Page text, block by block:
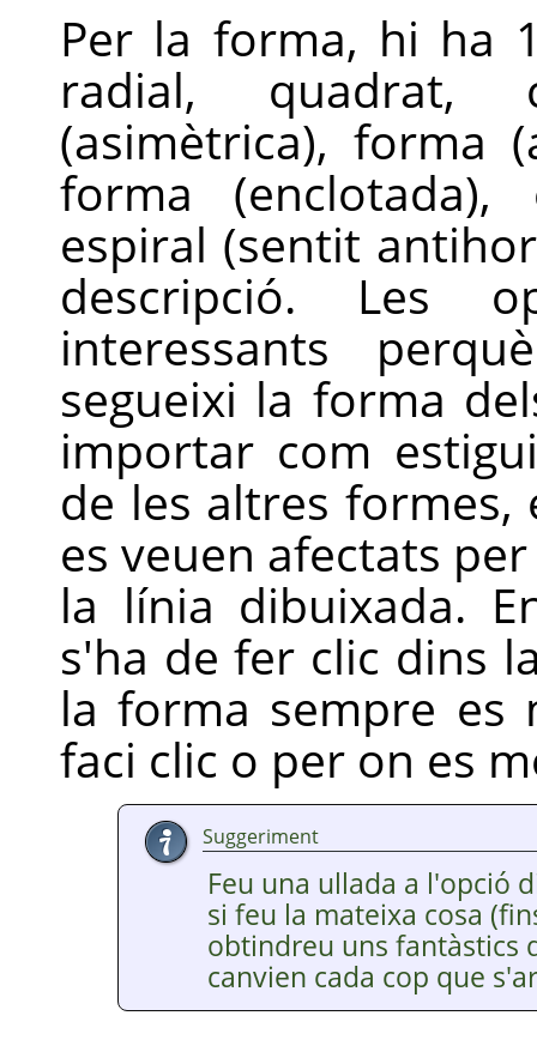
Per la forma, hi ha
radial, quadrat,
(asimètrica), forma
forma
espiral (sentit
descripció. Les
interessants
segueixi la forma
importar com
de les altres
es veuen afectats
la línia dibuixada.
s'ha de fer clic dins
la forma sempre
faci clic o per on es
Suggeriment
Feu una ullada a l'opció
si feu la mateixa cosa
obtindreu uns fantàstics
canvien cada cop que